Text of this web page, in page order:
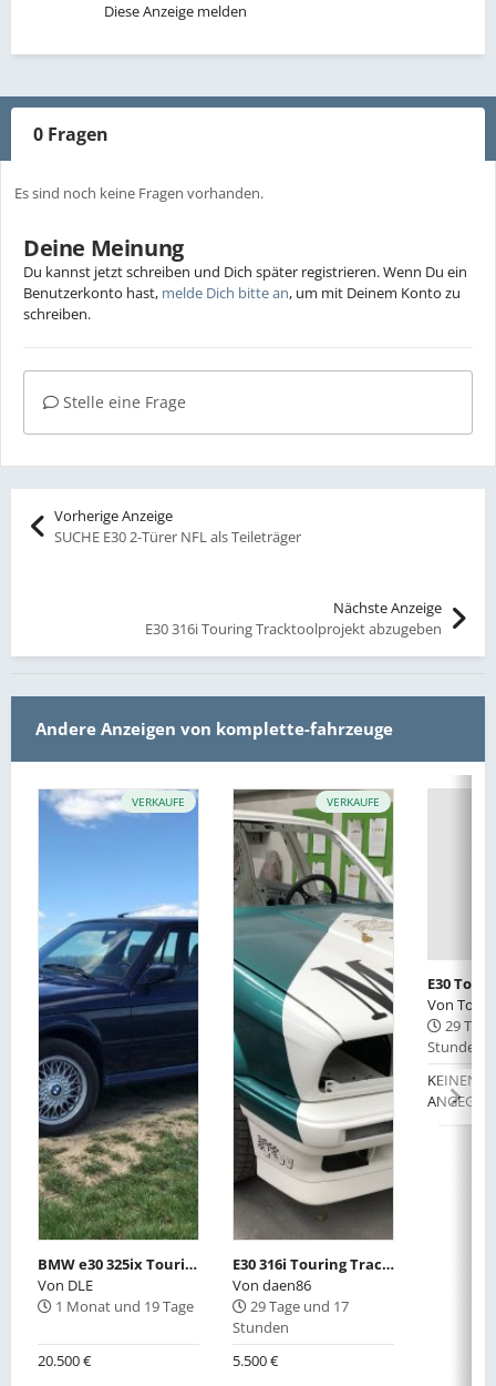
Diese Anzeige melden
0 Fragen
Es sind noch keine Fragen vorhanden.
Deine Meinung
Du kannst jetzt schreiben und Dich später registrieren. Wenn Du ein
Benutzerkonto hast, melde Dich bitte an, um mit Deinem Konto zu
schreiben.
Stelle eine Frage
Vorherige Anzeige
SUCHE E30 2-Türer NFL als Teileträger
Nächste Anzeige
E30 316i Touring Tracktoolprojekt abzugeben
Andere Anzeigen von komplette-fahrzeuge
VERKAUFE
BMW e30 325ix Touring
Von DLE
1 Monat und 19 Tage
20.500 €
VERKAUFE
E30 316i Touring Tracktoolprojekt abzugeben
Von daen86
29 Tage und 17
Stunden
5.500 €
Von
29
Stunden
KEINEN